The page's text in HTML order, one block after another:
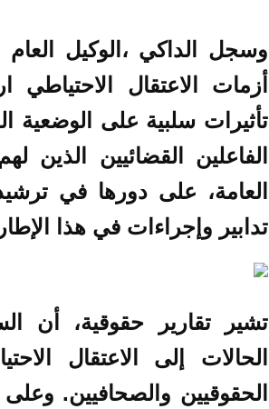
وسجل الداكي ، الوكيل
أزمات الاعتقال
تأثيرات سلبية على الوضعية
الفاعلين القضائيين الذين
العامة، على دورها في
تدابير وإجراءات في هذا
تشيرتقارير حقوقية،
أن
الحالات إلى الاعتقال
الحقوقيين والصحافيين.